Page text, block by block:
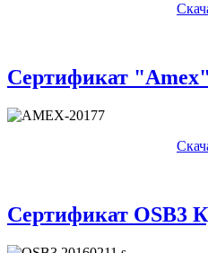
Сертификат "Amex"
Сертификат OSB3